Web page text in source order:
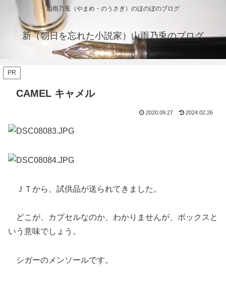
山雨乃兎（やまめ・のうさぎ）のほのぼのブログ
新（朝日を忘れた小説家）山雨乃兎のブログ
PR
CAMEL キャメル
2020.09.27 2024.02.26
ＪＴから、試供品が送られてきました。
どこが、カプセルなのか、わかりませんが、ボックスと
いう意味でしょう。
シガーのメンソールです。